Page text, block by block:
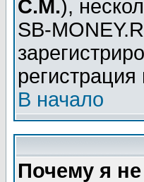
С.М.),
SB-
В начало
Почему я